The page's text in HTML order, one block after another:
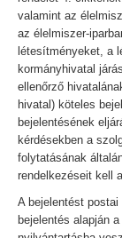
valamint az
az élelmiszer-
létesítményeket, a
kormányhivatal
ellenőrző
hivatal) köteles
bejelentésének
kérdésekben a
folytatásának
rendelkezéseit kell
A bejelentést
bejelentés alapján